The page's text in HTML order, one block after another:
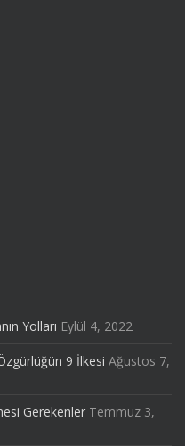
Yolları Eylül 4, 2022
9 İlkesi Ağustos 7,
Gerekenler Temmuz 3,